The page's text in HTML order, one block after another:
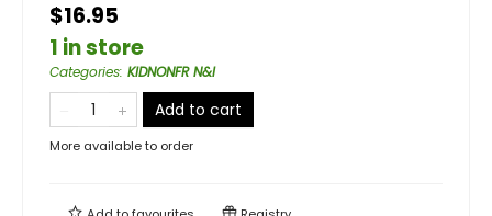
$16.95
1 in store
Categories: KIDNONFR N&I
Add to cart
More available to order